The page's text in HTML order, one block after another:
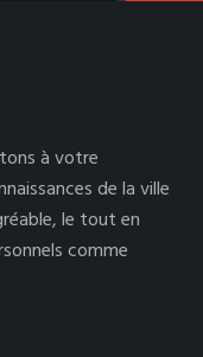
à votre
de la ville
le tout en
comme